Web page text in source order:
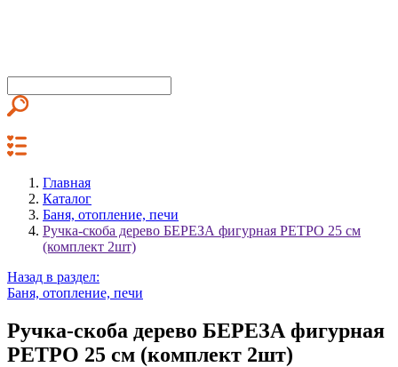
Главная
Каталог
Баня, отопление, печи
Ручка-скоба дерево БЕРЕЗА фигурная РЕТРО 25 см
(комплект 2шт)
Назад в раздел:
Баня, отопление, печи
Ручка-скоба дерево БЕРЕЗА фигурная
РЕТРО 25 см (комплект 2шт)